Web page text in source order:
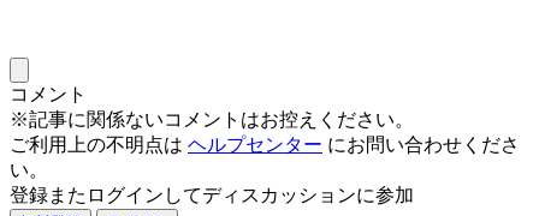
コメント
※記事に関係ないコメントはお控えください。
ご利用上の不明点は ヘルプセンター にお問い合わせくださ
い。
登録またログインしてディスカッションに参加